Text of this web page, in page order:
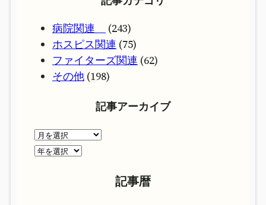
病院関連
(243)
ホスピス関連 (75)
ファイターズ関連 (62)
その他 (198)
記事アーカイブ
ア
ー
ア
記事暦